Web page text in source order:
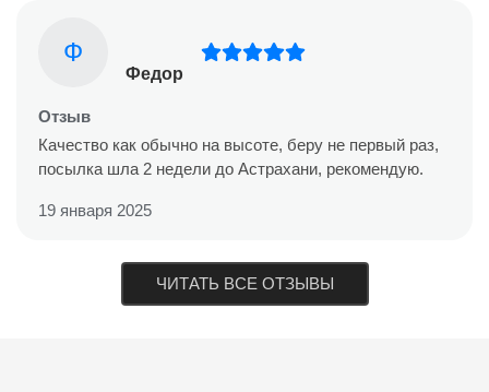
Ф
Федор
Отзыв
Качество как обычно на высоте, беру не первый раз,
посылка шла 2 недели до Астрахани, рекомендую.
19 января 2025
ЧИТАТЬ ВСЕ ОТЗЫВЫ